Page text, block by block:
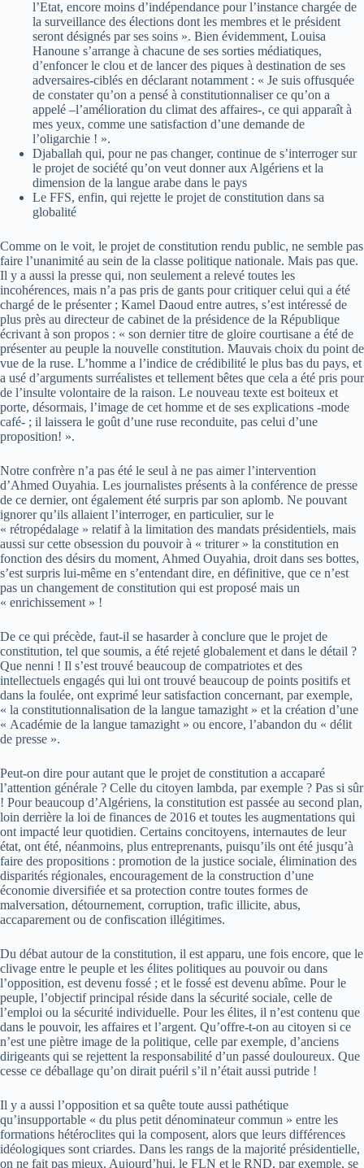
l’Etat, encore moins d’indépendance pour l’instance chargée de
la surveillance des élections dont les membres et le président
seront désignés par ses soins ». Bien évidemment, Louisa
Hanoune s’arrange à chacune de ses sorties médiatiques,
d’enfoncer le clou et de lancer des piques à destination de ses
adversaires-ciblés en déclarant notamment : « Je suis offusquée
de constater qu’on a pensé à constitutionnaliser ce qu’on a
appelé –l’amélioration du climat des affaires-, ce qui apparaît à
mes yeux, comme une satisfaction d’une demande de
l’oligarchie ! ».
Djaballah qui, pour ne pas changer, continue de s’interroger sur
le projet de société qu’on veut donner aux Algériens et la
dimension de la langue arabe dans le pays
Le FFS, enfin, qui rejette le projet de constitution dans sa
globalité
Comme on le voit, le projet de constitution rendu public, ne semble pas
faire l’unanimité au sein de la classe politique nationale. Mais pas que.
Il y a aussi la presse qui, non seulement a relevé toutes les
incohérences, mais n’a pas pris de gants pour critiquer celui qui a été
chargé de le présenter ; Kamel Daoud entre autres, s’est intéressé de
plus près au directeur de cabinet de la présidence de la République
écrivant à son propos : « son dernier titre de gloire courtisane a été de
présenter au peuple la nouvelle constitution. Mauvais choix du point de
vue de la ruse. L’homme a l’indice de crédibilité le plus bas du pays, et
a usé d’arguments surréalistes et tellement bêtes que cela a été pris pour
de l’insulte volontaire de la raison. Le nouveau texte est boiteux et
porte, désormais, l’image de cet homme et de ses explications -mode
café- ; il laissera le goût d’une ruse reconduite, pas celui d’une
proposition! ».
Notre confrère n’a pas été le seul à ne pas aimer l’intervention
d’Ahmed Ouyahia. Les journalistes présents à la conférence de presse
de ce dernier, ont également été surpris par son aplomb. Ne pouvant
ignorer qu’ils allaient l’interroger, en particulier, sur le
« rétropédalage » relatif à la limitation des mandats présidentiels, mais
aussi sur cette obsession du pouvoir à « triturer » la constitution en
fonction des désirs du moment, Ahmed Ouyahia, droit dans ses bottes,
s’est surpris lui-même en s’entendant dire, en définitive, que ce n’est
pas un changement de constitution qui est proposé mais un
« enrichissement » !
De ce qui précède, faut-il se hasarder à conclure que le projet de
constitution, tel que soumis, a été rejeté globalement et dans le détail ?
Que nenni ! Il s’est trouvé beaucoup de compatriotes et des
intellectuels engagés qui lui ont trouvé beaucoup de points positifs et
dans la foulée, ont exprimé leur satisfaction concernant, par exemple,
« la constitutionnalisation de la langue tamazight » et la création d’une
« Académie de la langue tamazight » ou encore, l’abandon du « délit
de presse ».
Peut-on dire pour autant que le projet de constitution a accaparé
l’attention générale ? Celle du citoyen lambda, par exemple ? Pas si sûr
! Pour beaucoup d’Algériens, la constitution est passée au second plan,
loin derrière la loi de finances de 2016 et toutes les augmentations qui
ont impacté leur quotidien. Certains concitoyens, internautes de leur
état, ont été, néanmoins, plus entreprenants, puisqu’ils ont été jusqu’à
faire des propositions : promotion de la justice sociale, élimination des
disparités régionales, encouragement de la construction d’une
économie diversifiée et sa protection contre toutes formes de
malversation, détournement, corruption, trafic illicite, abus,
accaparement ou de confiscation illégitimes.
Du débat autour de la constitution, il est apparu, une fois encore, que le
clivage entre le peuple et les élites politiques au pouvoir ou dans
l’opposition, est devenu fossé ; et le fossé est devenu abîme. Pour le
peuple, l’objectif principal réside dans la sécurité sociale, celle de
l’emploi ou la sécurité individuelle. Pour les élites, il n’est contenu que
dans le pouvoir, les affaires et l’argent. Qu’offre-t-on au citoyen si ce
n’est une piètre image de la politique, celle par exemple, d’anciens
dirigeants qui se rejettent la responsabilité d’un passé douloureux. Que
cesse ce déballage qu’on dirait puéril s’il n’était aussi putride !
Il y a aussi l’opposition et sa quête toute aussi pathétique
qu’insupportable « du plus petit dénominateur commun » entre les
formations hétéroclites qui la composent, alors que leurs différences
idéologiques sont criardes. Dans les rangs de la majorité présidentielle,
on ne fait pas mieux. Aujourd’hui, le FLN et le RND, par exemple, se